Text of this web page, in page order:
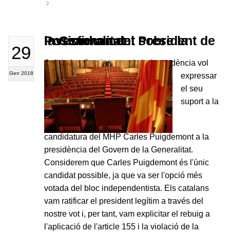
29
Gen 2018
Posicionament sobre la investidura del President de la Generalitat
Solidaritat Catalana per la Independència vol
expressar
el seu
suport a la
candidatura del MHP Carles Puigdemont a la
presidència del Govern de la Generalitat.
Considerem que Carles Puigdemont és l'únic
candidat possible, ja que va ser l'opció més
votada del bloc independentista. Els catalans
vam ratificar el president legítim a través del
nostre vot i, per tant, vam explicitar el rebuig a
l'aplicació de l'article 155 i la violació de la